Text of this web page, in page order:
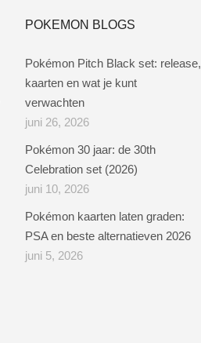
POKEMON BLOGS
Pokémon Pitch Black set: release,
kaarten en wat je kunt
verwachten
juni 26, 2026
Pokémon 30 jaar: de 30th
Celebration set (2026)
juni 10, 2026
Pokémon kaarten laten graden:
PSA en beste alternatieven 2026
juni 5, 2026